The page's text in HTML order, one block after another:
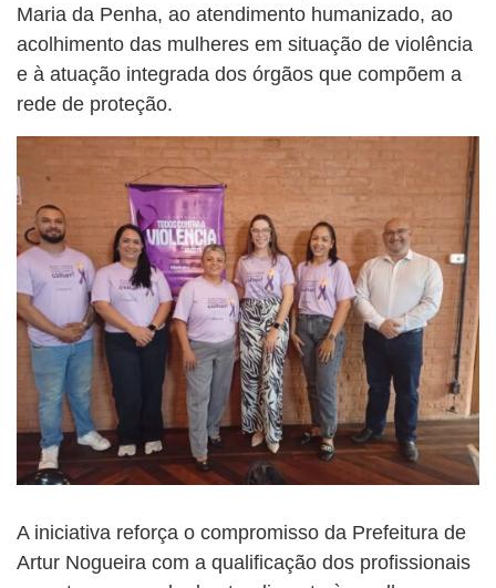
Maria da Penha, ao atendimento humanizado, ao
acolhimento das mulheres em situação de violência
e à atuação integrada dos órgãos que compõem a
rede de proteção.
A iniciativa reforça o compromisso da Prefeitura de
Artur Nogueira com a qualificação dos profissionais